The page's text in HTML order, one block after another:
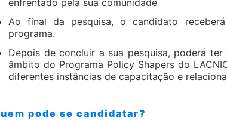
enfrentado pela sua comunidade
Ao final da pesquisa, o candidato
programa.
Depois de concluir a sua pesquisa, poderá
âmbito do Programa Policy Shapers do
diferentes instâncias de capacitação e
pode se candidatar?